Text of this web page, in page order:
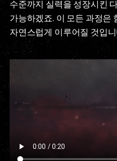
수준까지 실력을 성장시킨
가능하겠죠. 이 모든 과정은
자연스럽게 이루어질 것입